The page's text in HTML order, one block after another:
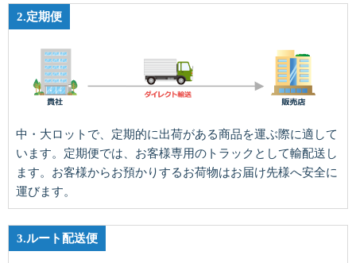
2.定期便
中・大ロットで、定期的に出荷がある商品を運ぶ際に適して
います。定期便では、お客様専用のトラックとして輸配送し
ます。お客様からお預かりするお荷物はお届け先様へ安全に
運びます。
3.ルート配送便